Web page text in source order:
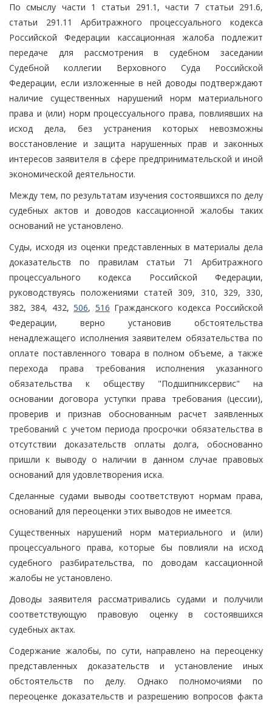
По смыслу части 1 статьи 291.1, части 7 статьи 291.6,
статьи 291.11 Арбитражного процессуального кодекса
Российской Федерации кассационная жалоба подлежит
передаче для рассмотрения в судебном заседании
Судебной коллегии Верховного Суда Российской
Федерации, если изложенные в ней доводы подтверждают
наличие существенных нарушений норм материального
права и (или) норм процессуального права, повлиявших на
исход дела, без устранения которых невозможны
восстановление и защита нарушенных прав и законных
интересов заявителя в сфере предпринимательской и иной
экономической деятельности.
Между тем, по результатам изучения состоявшихся по делу
судебных актов и доводов кассационной жалобы таких
оснований не установлено.
Суды, исходя из оценки представленных в материалы дела
доказательств по правилам статьи 71 Арбитражного
процессуального кодекса Российской Федерации,
руководствуясь положениями статей 309, 310, 329, 330,
382, 384, 432,506, 516 Гражданского кодекса Российской
Федерации, верно установив обстоятельства
ненадлежащего исполнения заявителем обязательства по
оплате поставленного товара в полном объеме, а также
перехода права требования исполнения указанного
обязательства к обществу "Подшипниксервис" на
основании договора уступки права требования (цессии),
проверив и признав обоснованным расчет заявленных
требований с учетом периода просрочки обязательства в
отсутствии доказательств оплаты долга, обоснованно
пришли к выводу о наличии в данном случае правовых
оснований для удовлетворения иска.
Сделанные судами выводы соответствуют нормам права,
оснований для переоценки этих выводов не имеется.
Существенных нарушений норм материального и (или)
процессуального права, которые бы повлияли на исход
судебного разбирательства, по доводам кассационной
жалобы не установлено.
Доводы заявителя рассматривались судами и получили
соответствующую правовую оценку в состоявшихся
судебных актах.
Содержание жалобы, по сути, направлено на переоценку
представленных доказательств и установление иных
обстоятельств по делу. Однако полномочиями по
переоценке доказательств и разрешению вопросов факта